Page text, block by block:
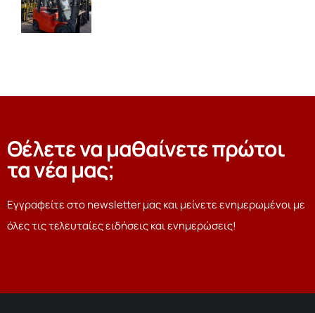
Θέλετε να μαθαίνετε πρώτοι
τα νέα μας;
Εγγραφείτε στο newsletter μας και μείνετε ενημερωμένοι με
όλες τις τελευταίες ειδήσεις και ενημερώσεις!